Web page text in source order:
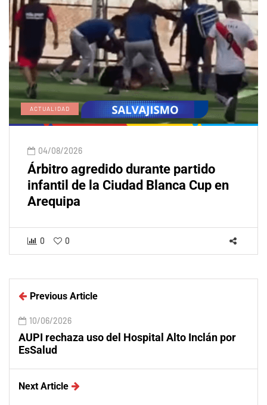
ACTUALIDAD
04/08/2026
Árbitro agredido durante partido
infantil de la Ciudad Blanca Cup en
Arequipa
0 0
Previous Article
10/06/2026
AUPI rechaza uso del Hospital Alto Inclán por
EsSalud
Next Article